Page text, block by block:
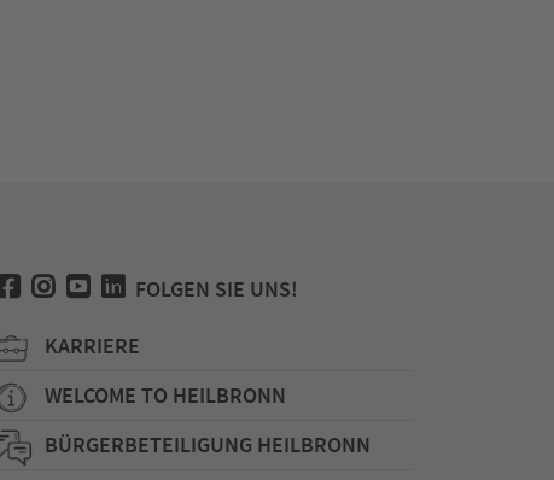
FOLGEN SIE UNS!
KARRIERE
WELCOME TO HEILBRONN
BÜRGERBETEILIGUNG HEILBRONN